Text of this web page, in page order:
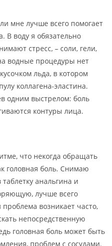
мне лучше всего помогает
В воду я обязательно
стресс, – соли, гели,
водные процедуры нет
льда, в котором
коллагена-эластина.
одним выстрелом: боль
контуры лица.
что некогда обращать
головная боль. Снимаю
анальгина и
лучше всего
возникает часто,
непосредственную
головная боль может быть
проблем с сосудами.